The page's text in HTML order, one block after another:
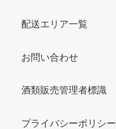
配送エリア一覧
お問い合わせ
酒類販売管理者標識
プライバシーポリシー